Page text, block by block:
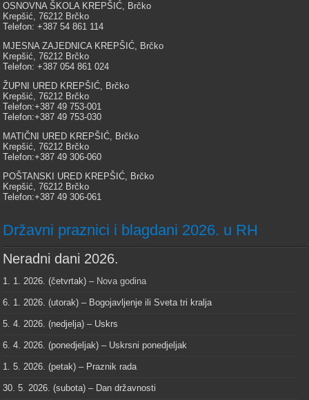
OSNOVNA ŠKOLA KREPŠIĆ, Brčko
Krepšić, 76212 Brčko
Telefon: +387 54 861 114
MJESNA ZAJEDNICA KREPŠIĆ, Brčko
Krepšić, 76212 Brčko
Telefon: +387 054 861 024
ŽUPNI URED KREPŠIĆ, Brčko
Krepšić, 76212 Brčko
Telefon:+387 49 753-001
Telefon:+387 49 753-030
MATIČNI URED KREPŠIĆ, Brčko
Krepšić, 76212 Brčko
Telefon:+387 49 306-060
POŠTANSKI URED KREPŠIĆ, Brčko
Krepšić, 76212 Brčko
Telefon:+387 49 306-061
Državni praznici i blagdani 2026. u RH
Neradni dani 2026.
1. 1. 2026. (četvrtak) – Nova godina
6. 1. 2026. (utorak) – Bogojavljenje ili Sveta tri kralja
5. 4. 2026. (nedjelja) – Uskrs
6. 4. 2026. (ponedjeljak) – Uskrsni ponedjeljak
1. 5. 2026. (petak) – Praznik rada
30. 5. 2026. (subota) – Dan državnosti